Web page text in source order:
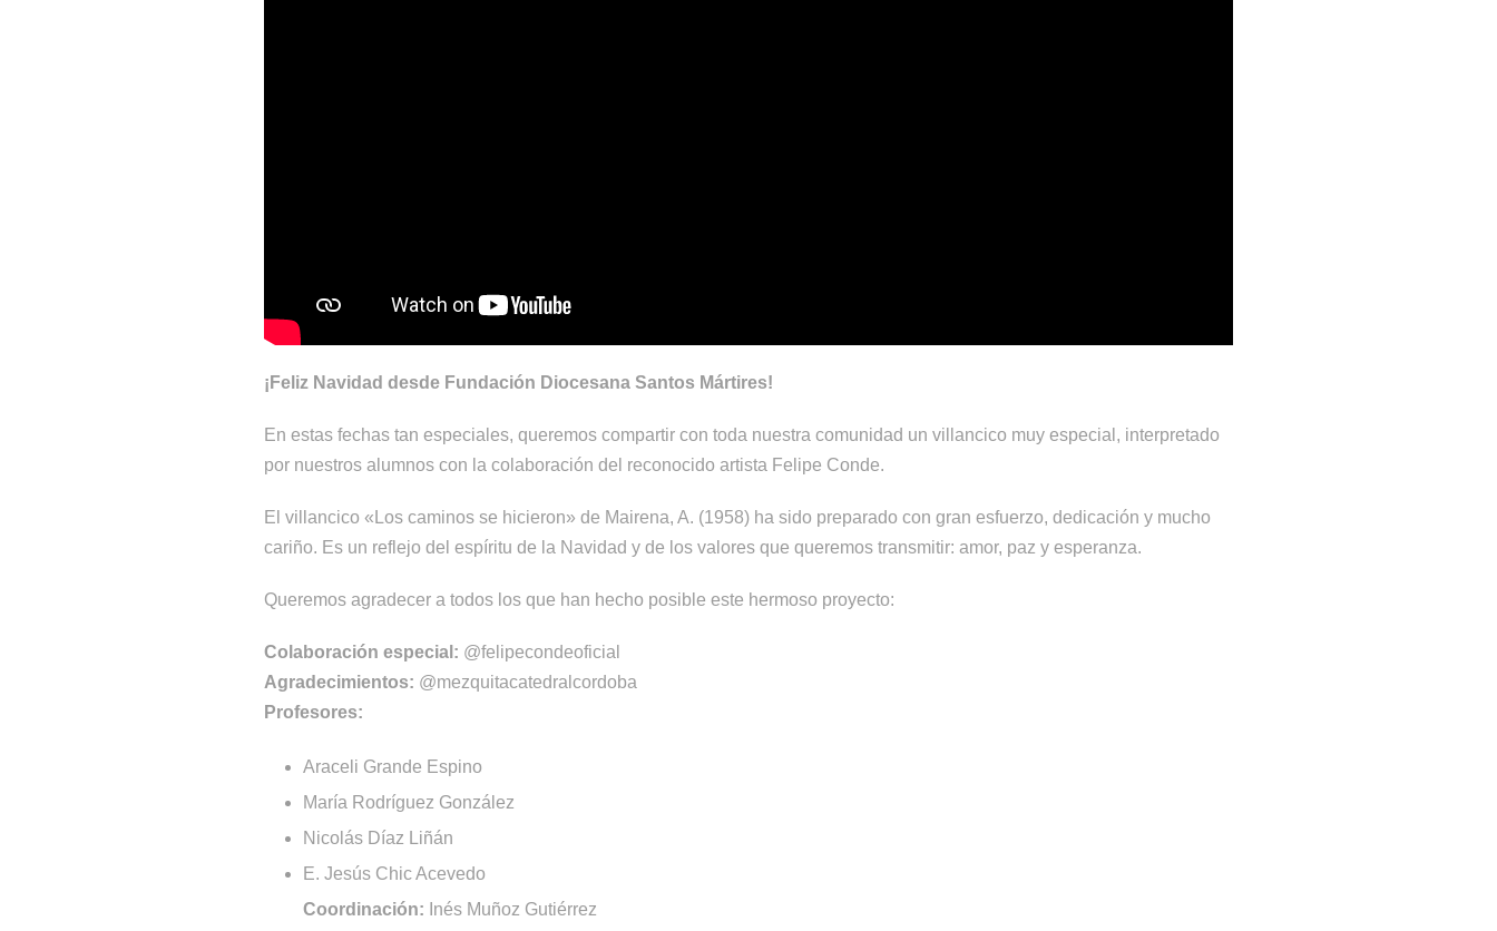
¡Feliz Navidad desde Fundación Diocesana Santos Mártires!
En estas fechas tan especiales, queremos compartir con toda nuestra comunidad un villancico muy especial, interpretado
por nuestros alumnos con la colaboración del reconocido artista Felipe Conde.
El villancico «Los caminos se hicieron» de Mairena, A. (1958) ha sido preparado con gran esfuerzo, dedicación y mucho
cariño. Es un reflejo del espíritu de la Navidad y de los valores que queremos transmitir: amor, paz y esperanza.
Queremos agradecer a todos los que han hecho posible este hermoso proyecto:
Colaboración especial: @felipecondeoficial
Agradecimientos: @mezquitacatedralcordoba
Profesores:
Araceli Grande Espino
María Rodríguez González
Nicolás Díaz Liñán
E. Jesús Chic Acevedo
Coordinación: Inés Muñoz Gutiérrez